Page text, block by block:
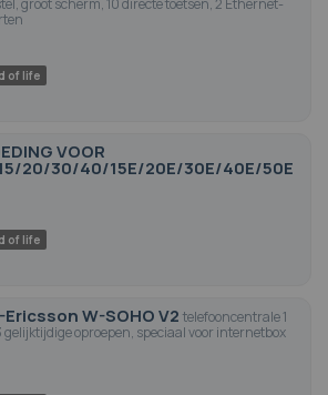
groot scherm, 10 directe toetsen, 2 Ethernet-
of life
VOOR
20/30/40/15E/20E/30E/40E/50E
of life
Ericsson W-SOHO V2 telefooncentrale 1
gelijktijdige oproepen, speciaal voor internetbox